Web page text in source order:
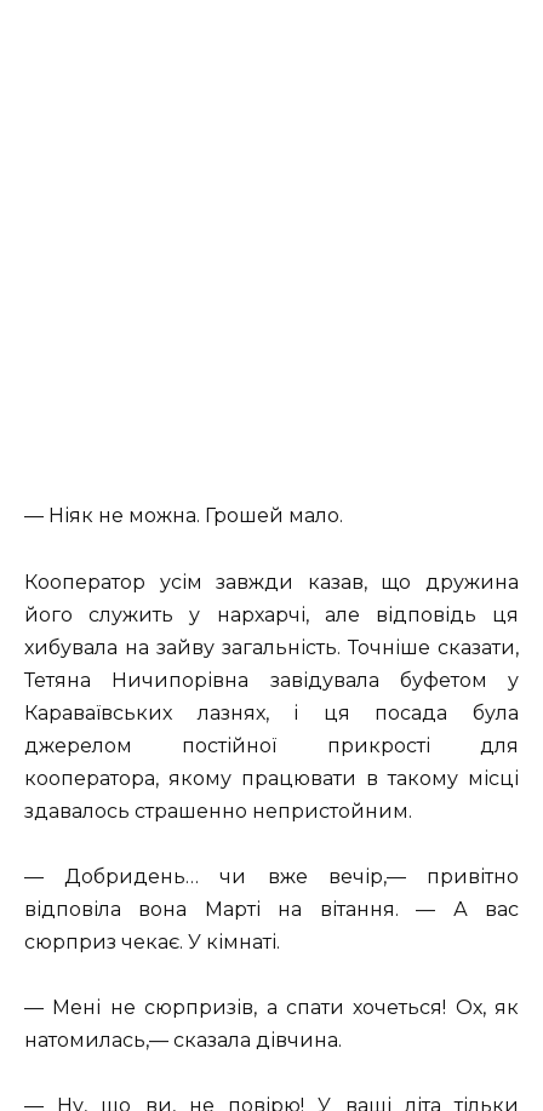
— Ніяк не можна. Грошей мало.
Кооператор усім завжди казав, що дружина
його служить у нархарчі, але відповідь ця
хибувала на зайву загальність. Точніше сказати,
Тетяна Ничипорівна завідувала буфетом у
Караваївських лазнях, і ця посада була
джерелом постійної прикрості для
кооператора, якому працювати в такому місці
здавалось страшенно непристойним.
— Добридень… чи вже вечір,— привітно
відповіла вона Марті на вітання. — А вас
сюрприз чекає. У кімнаті.
— Мені не сюрпризів, а спати хочеться! Ох, як
натомилась,— сказала дівчина.
— Ну, що ви, не повірю! У ваші літа тільки